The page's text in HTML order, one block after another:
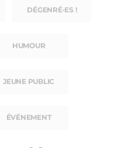
DÉGENRÉ·ES !
HUMOUR
JEUNE PUBLIC
ÉVÉNEMENT